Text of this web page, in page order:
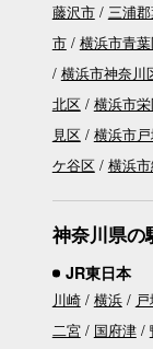
藤沢市
三浦
市
横浜市青
横浜市神奈川
北区
横浜市
見区
横浜市
ケ谷区
横浜
神奈川県の
JR東日本
川崎 横浜
二宮
国府津